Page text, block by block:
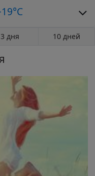
3 дня 10 дней